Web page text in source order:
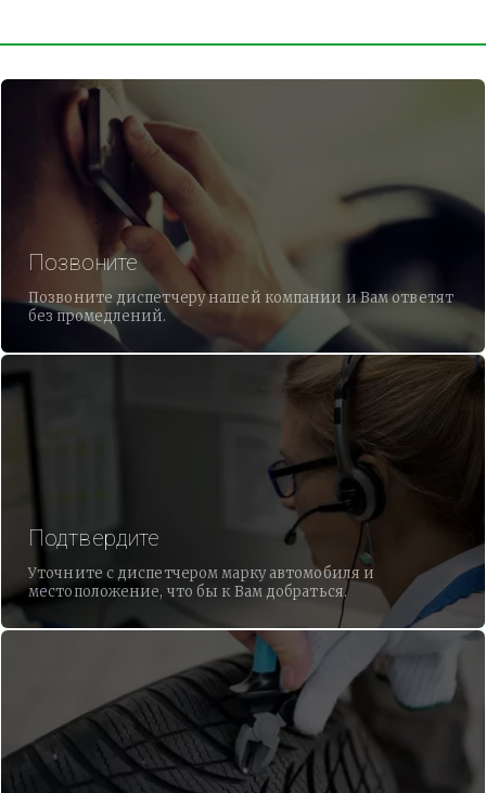
Позвоните
Позвоните диспетчеру нашей компании и Вам ответят
без промедлений.
Подтвердите
Уточните с диспетчером марку автомобиля и
местоположение, что бы к Вам добраться.